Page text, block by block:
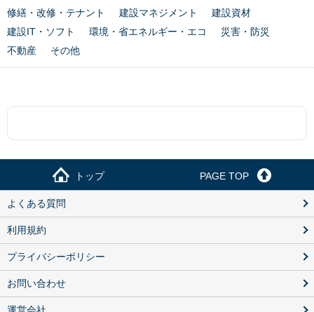
修繕・改修・テナント
建設マネジメント
建設資材
建設IT・ソフト
環境・省エネルギー・エコ
災害・防災
不動産
その他
トップ PAGE TOP
よくある質問
利用規約
プライバシーポリシー
お問い合わせ
運営会社